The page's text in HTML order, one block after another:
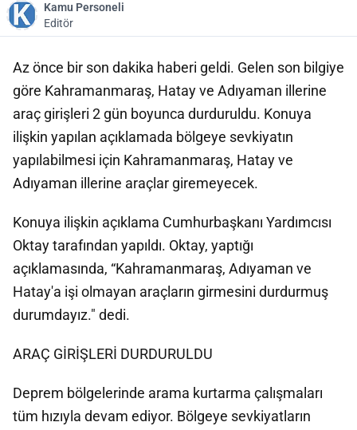
Kamu Personeli
Editör
Az önce bir son dakika haberi geldi. Gelen son bilgiye
göre Kahramanmaraş, Hatay ve Adıyaman illerine
araç girişleri 2 gün boyunca durduruldu. Konuya
ilişkin yapılan açıklamada bölgeye sevkiyatın
yapılabilmesi için Kahramanmaraş, Hatay ve
Adıyaman illerine araçlar giremeyecek.
Konuya ilişkin açıklama Cumhurbaşkanı Yardımcısı
Oktay tarafından yapıldı. Oktay, yaptığı
açıklamasında, “Kahramanmaraş, Adıyaman ve
Hatay'a işi olmayan araçların girmesini durdurmuş
durumdayız." dedi.
ARAÇ GİRİŞLERİ DURDURULDU
Deprem bölgelerinde arama kurtarma çalışmaları
tüm hızıyla devam ediyor. Bölgeye sevkiyatların